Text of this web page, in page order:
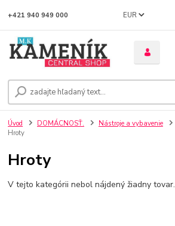
EUR
+421 940 949 000
Úvod DOMÁCNOSŤ. Nástroje a vybavenie
Hroty
Hroty
V tejto kategórii nebol nájdený žiadny tovar.